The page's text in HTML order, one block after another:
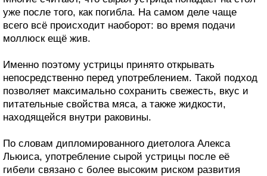
уже после того, как погибла. На самом деле чаще
всего всё происходит наоборот: во время подачи
моллюск ещё жив.
Именно поэтому устрицы принято открывать
непосредственно перед употреблением. Такой подход
позволяет максимально сохранить свежесть, вкус и
питательные свойства мяса, а также жидкости,
находящейся внутри раковины.
По словам дипломированного диетолога Алекса
Льюиса, употребление сырой устрицы после её
гибели связано с более высоким риском развития